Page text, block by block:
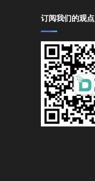
订阅我们的观点